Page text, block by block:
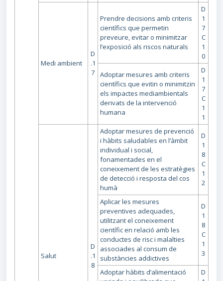
Medi ambient
D
.1
7
Prendre decisions amb criteris
científics que permetin
preveure, evitar o minimitzar
l’exposició als riscos naturals
D
1
7
C
1
0
Adoptar mesures amb criteris
científics que evitin o minimitzin
els impactes mediambientals
derivats de la intervenció
humana
D
1
7
C
1
1
Salut
D
.1
8
Adoptar mesures de prevenció
i hàbits saludables en l’àmbit
individual i social,
fonamentades en el
coneixement de les estratègies
de detecció i resposta del cos
humà
D
1
8
C
1
2
Aplicar les mesures
preventives adequades,
utilitzant el coneixement
científic en relació amb les
conductes de risc i malalties
associades al consum de
substàncies addictives
D
1
8
C
1
3
Adoptar hàbits d’alimentació
D